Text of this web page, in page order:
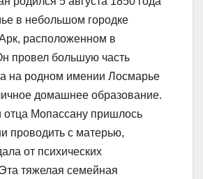
в небольшом городке
расположенном в
провел большую часть
на родном имении Лосмарье
домашнее образование.
отца Мопассану пришлось
проводить с матерью,
от психических
тяжелая семейная